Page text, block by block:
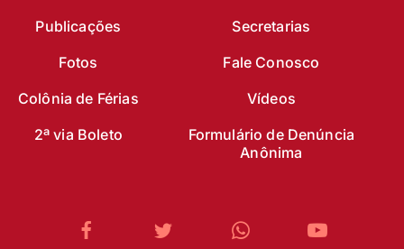
Publicações
Secretarias
Fotos
Fale Conosco
Colônia de Férias
Vídeos
2ª via Boleto
Formulário de Denúncia
Anônima